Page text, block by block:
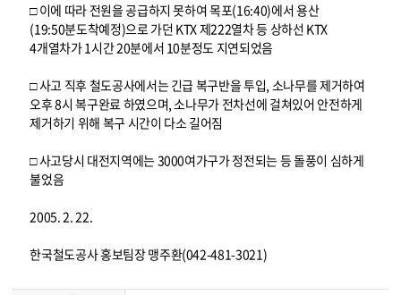
□ 이에 따라 전원을 공급하지 못하여 목포(16:40)에서 용산
(19:50분도착예정)으로 가던 KTX 제222열차 등 상하선 KTX
4개열차가 1시간 20분에서 10분정도 지연되었음
□ 사고 직후 철도공사에서는 긴급 복구반을 투입, 소나무를 제거하여
오후 8시 복구완료 하였으며, 소나무가 전차선에 걸쳐있어 안전하게
제거하기 위해 복구 시간이 다소 길어짐
□ 사고당시 대전지역에는 3000여가구가 정전되는 등 돌풍이 심하게
불었음
2005. 2. 22.
한국철도공사 홍보팀장 맹주환(042-481-3021)